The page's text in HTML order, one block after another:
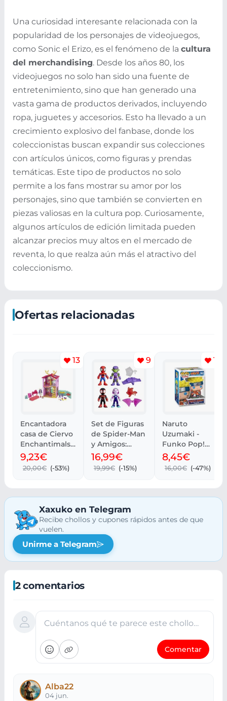
Una curiosidad interesante relacionada con la
popularidad de los personajes de videojuegos,
como Sonic el Erizo, es el fenómeno de la cultura
del merchandising. Desde los años 80, los
videojuegos no solo han sido una fuente de
entretenimiento, sino que han generado una
vasta gama de productos derivados, incluyendo
ropa, juguetes y accesorios. Esto ha llevado a un
crecimiento explosivo del fanbase, donde los
coleccionistas buscan expandir sus colecciones
con artículos únicos, como figuras y prendas
temáticas. Este tipo de productos no solo
permite a los fans mostrar su amor por los
personajes, sino que también se convierten en
piezas valiosas en la cultura pop. Curiosamente,
algunos artículos de edición limitada pueden
alcanzar precios muy altos en el mercado de
reventa, lo que realza aún más el atractivo del
coleccionismo.
Ofertas relacionadas
13
Encantadora
casa de Ciervo
Enchantimals
con muñeca y
mascota
9,23€
20,00€ (-53%)
9
Set de Figuras
de Spider-Man
y Amigos:
Aventuras
Arácnidas
16,99€
19,99€ (-15%)
14
Naruto
Uzumaki -
Funko Pop!
Classic de
Anime
8,45€
16,00€ (-47%)
Xaxuko en Telegram
Recibe chollos y cupones rápidos antes de que
vuelen.
Unirme a Telegram
2 comentarios
Cuéntanos qué te parece este chollo…
Comentar
Alba22
04 jun.